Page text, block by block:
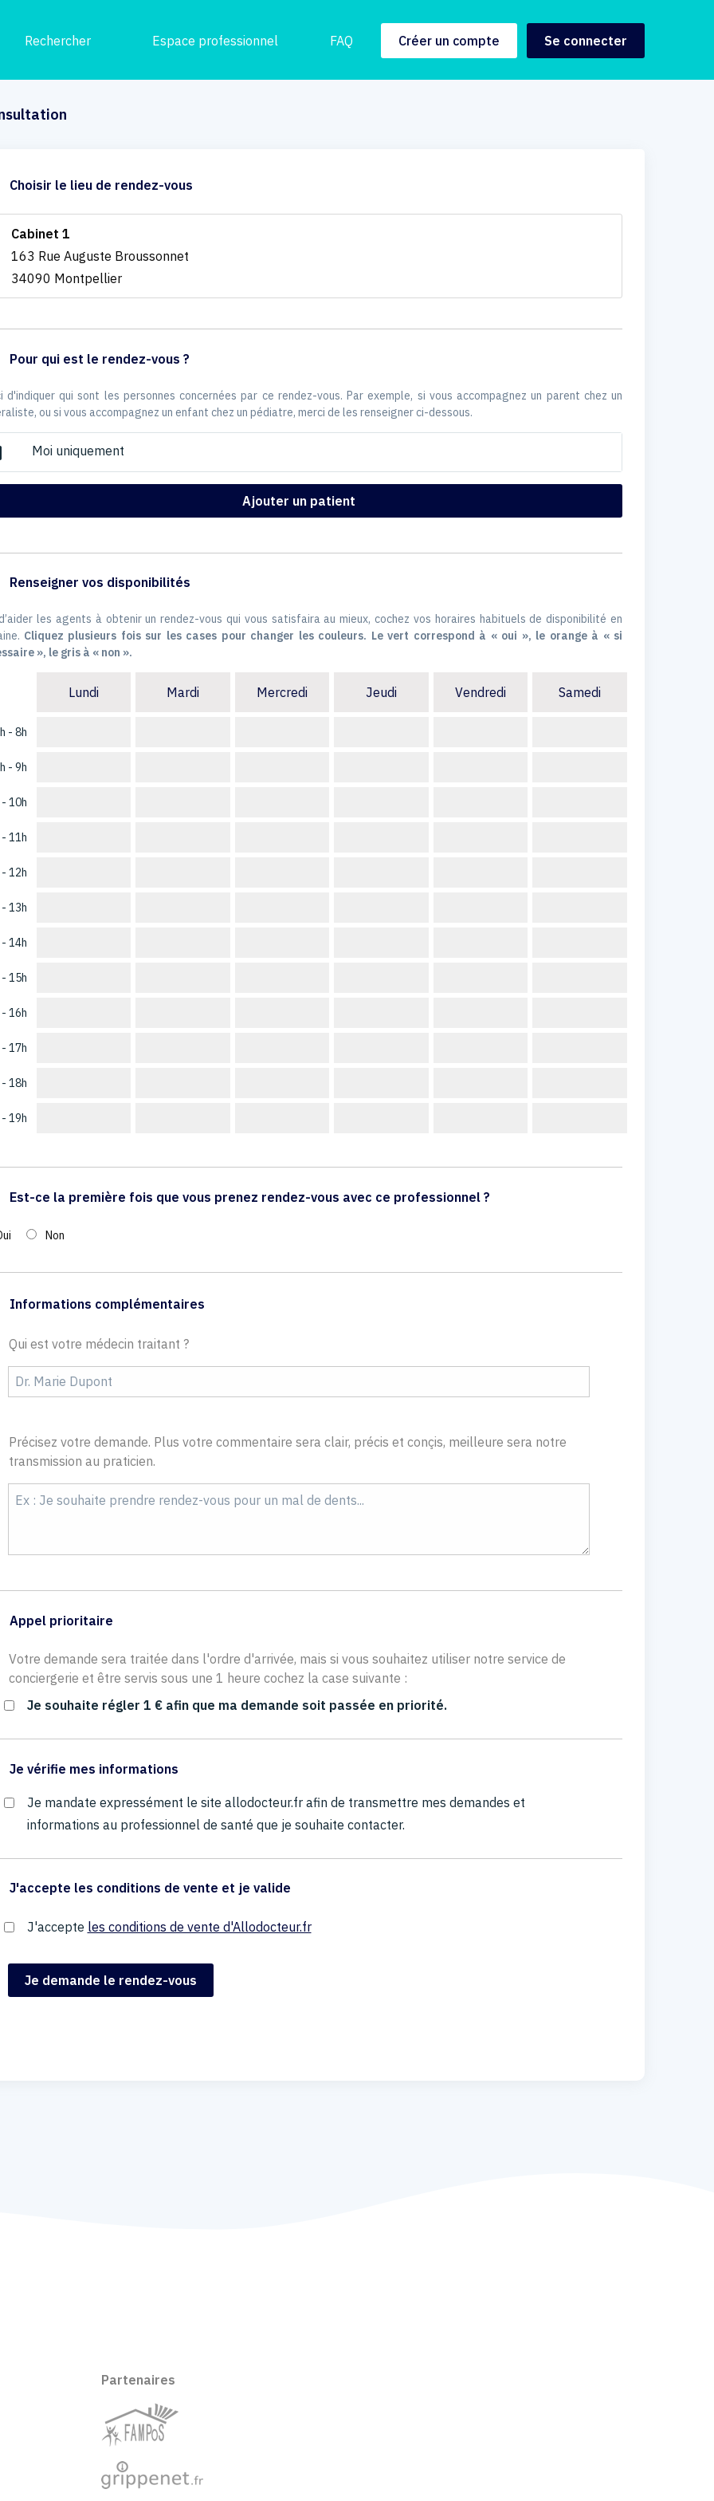
Rechercher Espace professionnel FAQ Créer un compte Se connecter
Choisir le lieu de rendez-vous
Cabinet 1
163 Rue Auguste Broussonnet
34090 Montpellier
Pour qui est le rendez-vous ?
d'indiquer qui sont les personnes concernées par ce rendez-vous. Par exemple, si vous accompagnez un parent chez un
ou si vous accompagnez un enfant chez un pédiatre, merci de les renseigner ci-dessous.
Moi uniquement
Ajouter un patient
Renseigner vos disponibilités
les agents à obtenir un rendez-vous qui vous satisfaira au mieux, cochez vos horaires habituels de disponibilité en
Cliquez plusieurs fois sur les cases pour changer les couleurs. Le vert correspond à « oui », le orange à « si
», le gris à « non ».
- 8h
- 9h
10h
11h
12h
13h
14h
15h
16h
17h
18h
19h
Lundi Mardi Mercredi Jeudi Vendredi Samedi
Est-ce la première fois que vous prenez rendez-vous avec ce professionnel ?
Non
Informations complémentaires
Qui est votre médecin traitant ?
Précisez votre demande. Plus votre commentaire sera clair, précis et conçis, meilleure sera notre
transmission au praticien.
Appel prioritaire
Votre demande sera traitée dans l'ordre d'arrivée, mais si vous souhaitez utiliser notre service de
conciergerie et être servis sous une 1 heure cochez la case suivante :
Je souhaite régler 1 € afin que ma demande soit passée en priorité.
Je vérifie mes informations
Je mandate expressément le site allodocteur.fr afin de transmettre mes demandes et
informations au professionnel de santé que je souhaite contacter.
J'accepte les conditions de vente et je valide
J'accepte les conditions de vente d'Allodocteur.fr
Partenaires